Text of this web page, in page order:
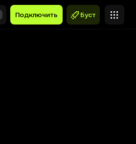
Подключить Буст